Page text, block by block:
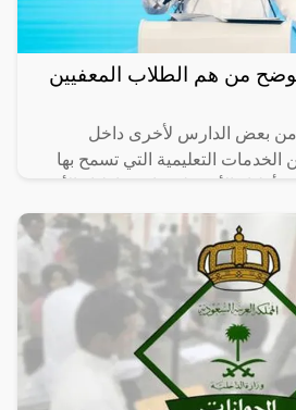
من هم الطلاب المعفيين
من بعض الدارس لأخرى داخل
الخدمات التعليمية التي تسمح بها